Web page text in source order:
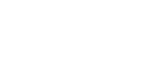
la check-